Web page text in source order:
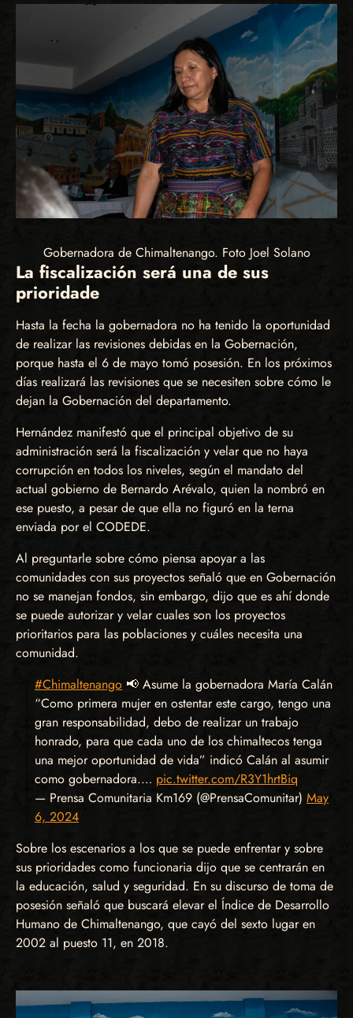
Gobernadora de Chimaltenango. Foto Joel Solano
La fiscalización será una de sus
prioridade
Hasta la fecha la gobernadora no ha tenido la oportunidad
de realizar las revisiones debidas en la Gobernación,
porque hasta el 6 de mayo tomó posesión. En los próximos
días realizará las revisiones que se necesiten sobre cómo le
dejan la Gobernación del departamento.
Hernández manifestó que el principal objetivo de su
administración será la fiscalización y velar que no haya
corrupción en todos los niveles, según el mandato del
actual gobierno de Bernardo Arévalo, quien la nombró en
ese puesto, a pesar de que ella no figuró en la terna
enviada por el CODEDE.
Al preguntarle sobre cómo piensa apoyar a las
comunidades con sus proyectos señaló que en Gobernación
no se manejan fondos, sin embargo, dijo que es ahí donde
se puede autorizar y velar cuales son los proyectos
prioritarios para las poblaciones y cuáles necesita una
comunidad.
#Chimaltenango 📢 Asume la gobernadora María Calán
“Como primera mujer en ostentar este cargo, tengo una
gran responsabilidad, debo de realizar un trabajo
honrado, para que cada uno de los chimaltecos tenga
una mejor oportunidad de vida” indicó Calán al asumir
como gobernadora.… pic.twitter.com/R3Y1hrtBiq
— Prensa Comunitaria Km169 (@PrensaComunitar) May
6, 2024
Sobre los escenarios a los que se puede enfrentar y sobre
sus prioridades como funcionaria dijo que se centrarán en
la educación, salud y seguridad. En su discurso de toma de
posesión señaló que buscará elevar el Índice de Desarrollo
Humano de Chimaltenango, que cayó del sexto lugar en
2002 al puesto 11, en 2018.